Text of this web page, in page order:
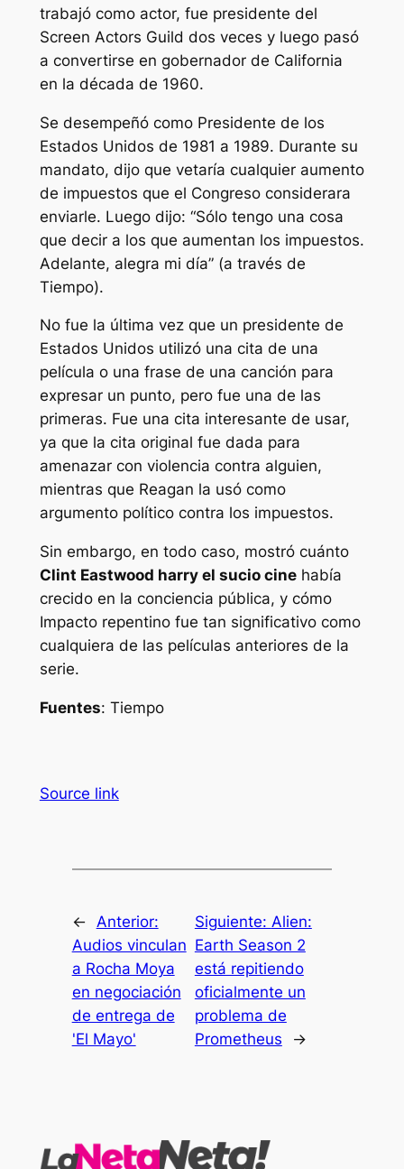
trabajó como actor, fue presidente del
Screen Actors Guild dos veces y luego pasó
a convertirse en gobernador de California
en la década de 1960.
Se desempeñó como Presidente de los
Estados Unidos de 1981 a 1989. Durante su
mandato, dijo que vetaría cualquier aumento
de impuestos que el Congreso considerara
enviarle. Luego dijo: “Sólo tengo una cosa
que decir a los que aumentan los impuestos.
Adelante, alegra mi día” (a través de
Tiempo).
No fue la última vez que un presidente de
Estados Unidos utilizó una cita de una
película o una frase de una canción para
expresar un punto, pero fue una de las
primeras. Fue una cita interesante de usar,
ya que la cita original fue dada para
amenazar con violencia contra alguien,
mientras que Reagan la usó como
argumento político contra los impuestos.
Sin embargo, en todo caso, mostró cuánto
Clint Eastwood harry el suciocinehabía
crecido en la conciencia pública, y cómo
Impacto repentinofue tan significativo como
cualquiera de las películas anteriores de la
serie.
Fuentes: Tiempo
Source link
← Anterior:
Audios vinculan
a Rocha Moya
en negociación
de entrega de
'El Mayo'
Siguiente: Alien:
Earth Season 2
está repitiendo
oficialmente un
problema de
Prometheus
→